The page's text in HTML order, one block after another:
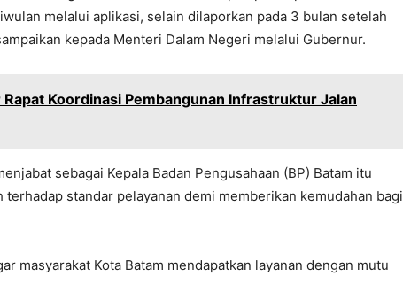
melalui aplikasi, selain dilaporkan pada 3 bulan setelah
kepada Menteri Dalam Negeri melalui Gubernur.
Rapat Koordinasi Pembangunan Infrastruktur Jalan
sebagai Kepala Badan Pengusahaan (BP) Batam itu
standar pelayanan demi memberikan kemudahan bagi
masyarakat Kota Batam mendapatkan layanan dengan mutu